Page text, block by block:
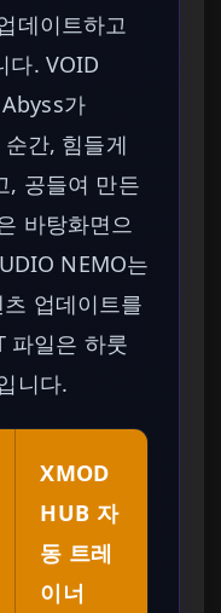
데이트하고
다. VOID
가
간, 힘들게
, 공들여 만든
바탕화면으
NEMO는
업데이트를
파일은 하룻
니다.
XMOD
HUB 자
동 트레
이너